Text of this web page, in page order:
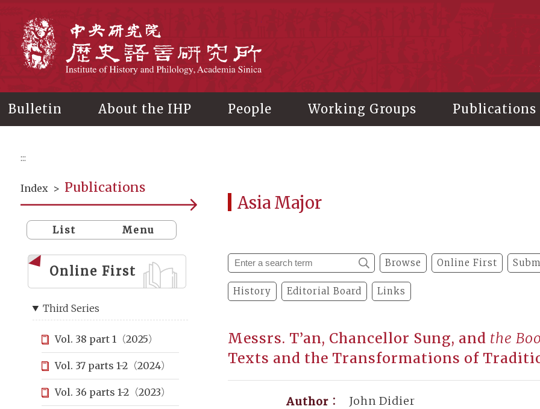
Bulletin About the IHP People Working Groups Publications
:::
Index > Publications
List Menu
Online First
Third Series
Vol. 38 part 1（2025）
Vol. 37 parts 1-2（2024）
Vol. 36 parts 1-2（2023）
Asia Major
Browse Online First
History Editorial Board Links
Messrs. T’an, Chancellor Sung, and the
Texts and the Transformations of
Author：
John Didier